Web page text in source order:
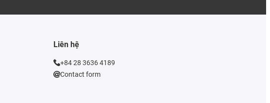
Liên hệ
+84 28 3636 4189
Contact form